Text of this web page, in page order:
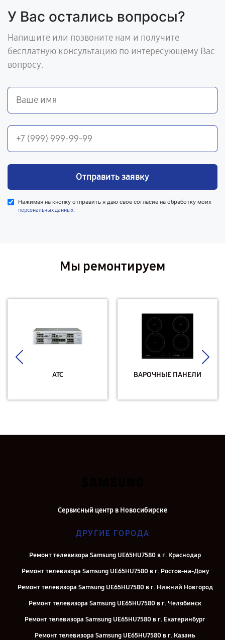
У Вас остались вопросы?
Напишите или позвоните нам и получите
бесплатную консультацию по интересующему Вас
вопросу.
Отправить заявку
Нажимая на кнопку отправить я даю свое согласие на обработку моих
персональных данных.
Мы ремонтируем
АТС ВАРОЧНЫЕ ПАНЕЛИ
Сервисный центр в Новосибирске
ДРУГИЕ ГОРОДА
Ремонт телевизора Samsung UE65HU7580 в г. Краснодар
Ремонт телевизора Samsung UE65HU7580 в г. Ростов-на-Дону
Ремонт телевизора Samsung UE65HU7580 в г. Нижний Новгород
Ремонт телевизора Samsung UE65HU7580 в г. Челябинск
Ремонт телевизора Samsung UE65HU7580 в г. Екатеринбург
Ремонт телевизора Samsung UE65HU7580 в г. Казань